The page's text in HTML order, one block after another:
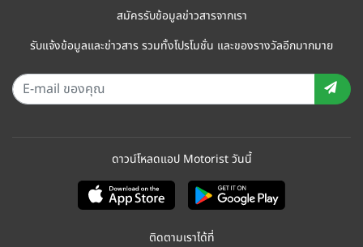
สมัครรับข้อมูลข่าวสารจากเรา
รับแจ้งข้อมูลและข่าวสาร รวมทั้งโปรโมชั่น และของรางวัลอีกมากมาย
ดาวน์โหลดแอป Motorist วันนี้
ติดตามเราได้ที่